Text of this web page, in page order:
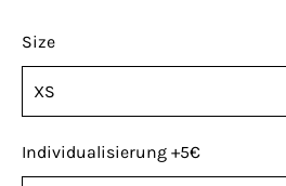
Size
Individualisierung +5€